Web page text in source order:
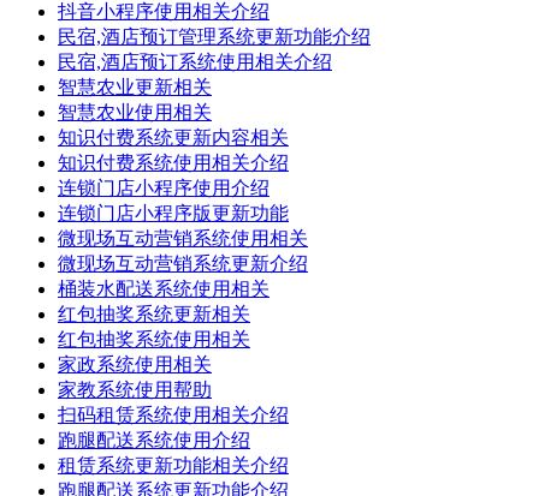
抖音小程序使用相关介绍
民宿,酒店预订管理系统更新功能介绍
民宿,酒店预订系统使用相关介绍
智慧农业更新相关
智慧农业使用相关
知识付费系统更新内容相关
知识付费系统使用相关介绍
连锁门店小程序使用介绍
连锁门店小程序版更新功能
微现场互动营销系统使用相关
微现场互动营销系统更新介绍
桶装水配送系统使用相关
红包抽奖系统更新相关
红包抽奖系统使用相关
家政系统使用相关
家教系统使用帮助
扫码租赁系统使用相关介绍
跑腿配送系统使用介绍
租赁系统更新功能相关介绍
跑腿配送系统更新功能介绍